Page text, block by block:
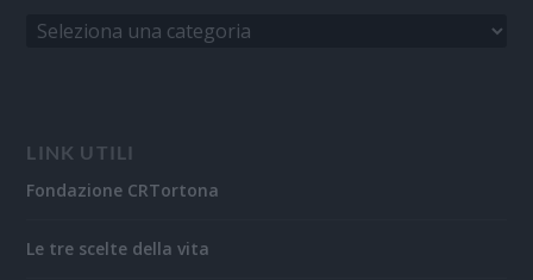
LINK UTILI
Fondazione CRTortona
Le tre scelte della vita